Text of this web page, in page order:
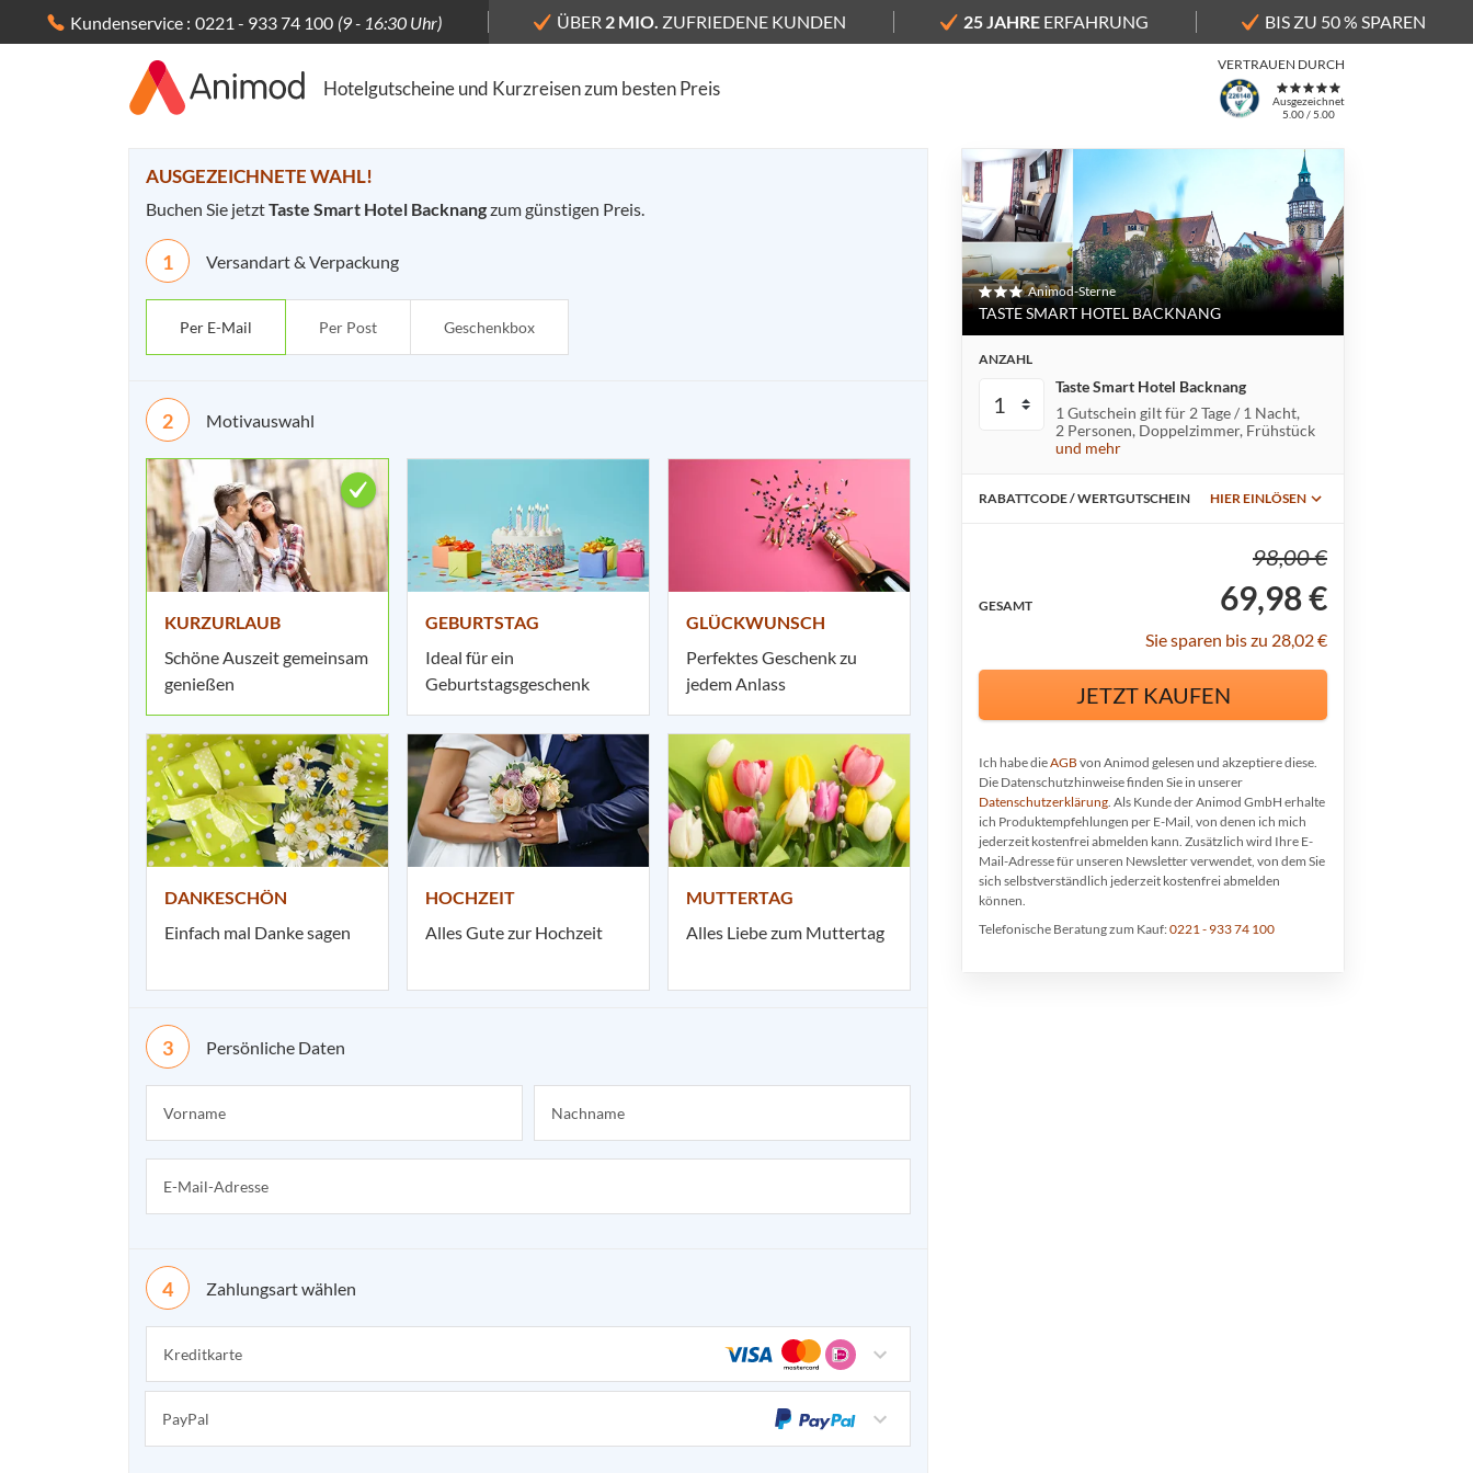
Kundenservice : 0221 - 933 74 100 (9 - 16:30 Uhr) ÜBER 2 MIO. ZUFRIEDENE KUNDEN 25 JAHREERFAHRUNG BIS ZU 50 % SPAREN
Hotelgutscheine und Kurzreisen zum besten Preis
VERTRAUEN DURCH
Ausgezeichnet
5.00 / 5.00
Ihre Bestellung - Taste Smart Hotel Backnang
AUSGEZEICHNETE WAHL!
Buchen Sie jetztTaste Smart Hotel Backnangzum günstigen Preis.
Versandart & Verpackung
Per E-Mail Per Post Geschenkbox
Motivauswahl
KURZURLAUB
Schöne Auszeit gemeinsam
genießen
GEBURTSTAG
Ideal für ein
Geburtstagsgeschenk
GLÜCKWUNSCH
Perfektes Geschenk zu
jedem Anlass
DANKESCHÖN
Einfach mal Danke sagen
HOCHZEIT
Alles Gute zur Hochzeit
MUTTERTAG
Alles Liebe zum Muttertag
Persönliche Daten
Zahlungsart wählen
Kreditkarte
PayPal
Animod-Sterne
TASTE SMART HOTEL BACKNANG
ANZAHL
Taste Smart Hotel Backnang
1 Gutschein gilt für 2 Tage / 1 Nacht
2 Personen Doppelzimmer Frühstück
und mehr
RABATTCODE / WERTGUTSCHEIN HIER EINLÖSEN
98,00 €
GESAMT 69,98 €
Sie sparen bis zu 28,02 €
JETZT KAUFEN
Ich habe dieAGB von Animod gelesen und akzeptiere diese.
Die Datenschutzhinweise finden Sie in unserer
Datenschutzerklärung. Als Kunde der Animod GmbH erhalte
ich Produktempfehlungen per E-Mail, von denen ich mich
jederzeit kostenfrei abmelden kann. Zusätzlich wird Ihre E-
Mail-Adresse für unseren Newsletter verwendet, von dem Sie
sich selbstverständlich jederzeit kostenfrei abmelden
können.
Telefonische Beratung zum Kauf:0221 - 933 74 100